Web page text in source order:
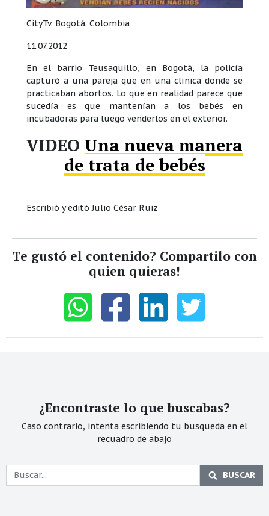
CityTv. Bogotá. Colombia
11.07.2012
En el barrio Teusaquillo, en Bogotá, la policía
capturó a una pareja que en una clínica donde se
practicaban abortos. Lo que en realidad parece que
sucedía es que mantenían a los bebés en
incubadoras para luego venderlos en el exterior.
VIDEO Una nueva manera
de trata de bebés
Escribió y editó Julio César Ruiz
Te gustó el contenido? Compartilo con
quien quieras!
¿Encontraste lo que buscabas?
Caso contrario, intenta escribiendo tu busqueda en el
recuadro de abajo
BUSCAR